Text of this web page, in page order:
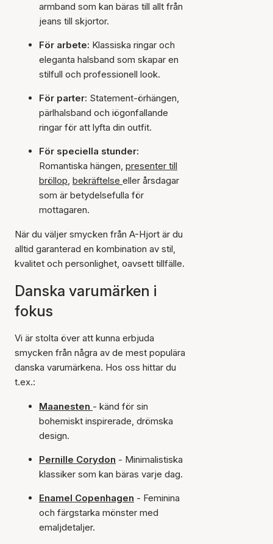
armband som kan bäras till allt från
jeans till skjortor.
För arbete: Klassiska ringar och
eleganta halsband som skapar en
stilfull och professionell look.
För parter: Statement-örhängen,
pärlhalsband och iögonfallande
ringar för att lyfta din outfit.
För speciella stunder:
Romantiska hängen, presenter till
bröllop, bekräftelse eller årsdagar
som är betydelsefulla för
mottagaren.
När du väljer smycken från A-Hjort är du
alltid garanterad en kombination av stil,
kvalitet och personlighet, oavsett tillfälle.
Danska varumärken i
fokus
Vi är stolta över att kunna erbjuda
smycken från några av de mest populära
danska varumärkena. Hos oss hittar du
t.ex.:
Maanesten - känd för sin
bohemiskt inspirerade, drömska
design.
Pernille Corydon - Minimalistiska
klassiker som kan bäras varje dag.
Enamel Copenhagen - Feminina
och färgstarka mönster med
emaljdetaljer.